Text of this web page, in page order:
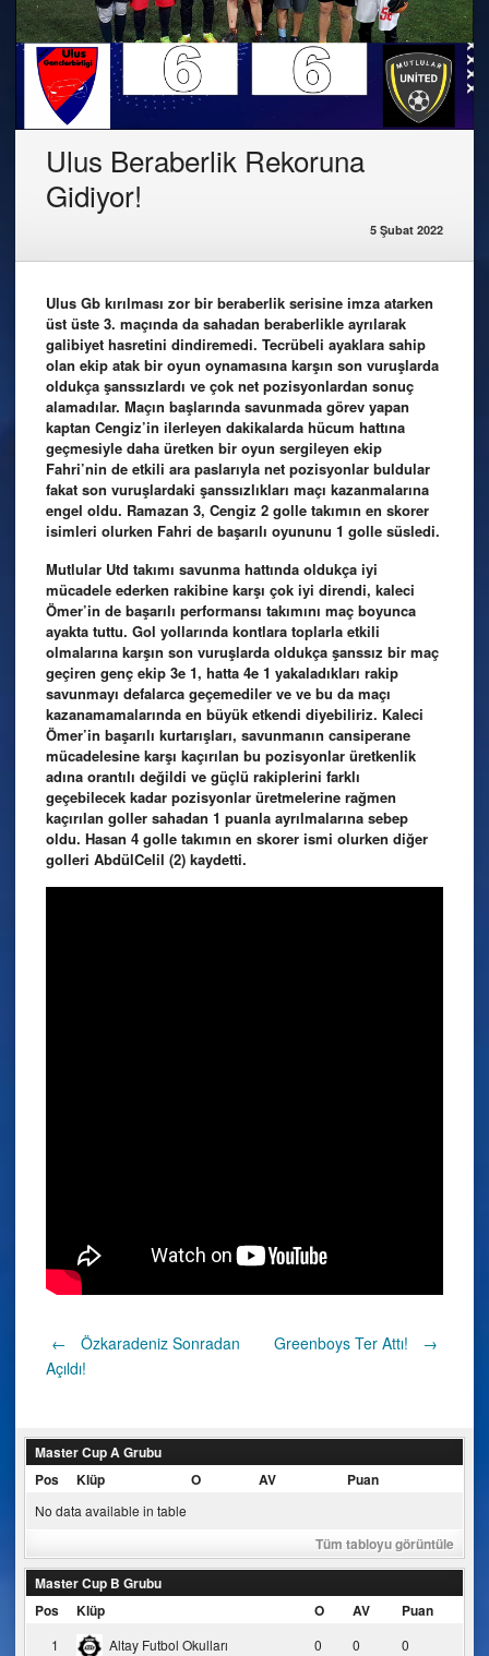
Ulus Beraberlik Rekoruna
Gidiyor!
5 Şubat 2022
Ulus Gb kırılması zor bir beraberlik serisine imza atarken
üst üste 3. maçında da sahadan beraberlikle ayrılarak
galibiyet hasretini dindiremedi. Tecrübeli ayaklara sahip
olan ekip atak bir oyun oynamasına karşın son vuruşlarda
oldukça şanssızlardı ve çok net pozisyonlardan sonuç
alamadılar. Maçın başlarında savunmada görev yapan
kaptan Cengiz’in ilerleyen dakikalarda hücum hattına
geçmesiyle daha üretken bir oyun sergileyen ekip
Fahri’nin de etkili ara paslarıyla net pozisyonlar buldular
fakat son vuruşlardaki şanssızlıkları maçı kazanmalarına
engel oldu. Ramazan 3, Cengiz 2 golle takımın en skorer
isimleri olurken Fahri de başarılı oyununu 1 golle süsledi.
Mutlular Utd takımı savunma hattında oldukça iyi
mücadele ederken rakibine karşı çok iyi direndi, kaleci
Ömer’in de başarılı performansı takımını maç boyunca
ayakta tuttu. Gol yollarında kontlara toplarla etkili
olmalarına karşın son vuruşlarda oldukça şanssız bir maç
geçiren genç ekip 3e 1, hatta 4e 1 yakaladıkları rakip
savunmayı defalarca geçemediler ve ve bu da maçı
kazanamamalarında en büyük etkendi diyebiliriz. Kaleci
Ömer’in başarılı kurtarışları, savunmanın cansiperane
mücadelesine karşı kaçırılan bu pozisyonlar üretkenlik
adına orantılı değildi ve güçlü rakiplerini farklı
geçebilecek kadar pozisyonlar üretmelerine rağmen
kaçırılan goller sahadan 1 puanla ayrılmalarına sebep
oldu. Hasan 4 golle takımın en skorer ismi olurken diğer
golleri AbdülCelil (2) kaydetti.
Post
←
Özkaradeniz Sonradan
Açıldı!
Greenboys Ter Attı! →
Master Cup A Grubu
Pos
Klüp O AV Puan
No data available in table
Tüm tabloyu görüntüle
Master Cup B Grubu
Pos
Klüp O AV Puan
1 Altay Futbol Okulları 0 0 0